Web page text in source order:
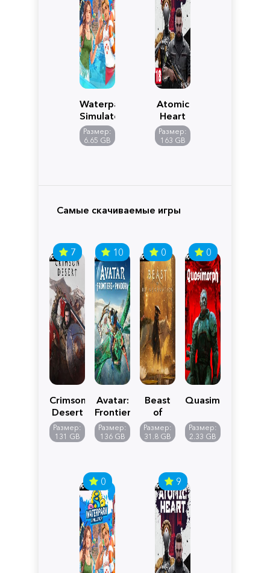
Waterpark
Simulator
Размер:
6.65 GB
Atomic
Heart
Размер:
163 GB
Самые скачиваемые игры
7
Crimson
Desert
Размер:
131 GB
10
Avatar:
Frontiers
of
Pandora
Размер:
136 GB
0
Beast
of
Reincarnation
Размер:
31.8 GB
0
Quasimorph
Размер:
2.33 GB
0 9